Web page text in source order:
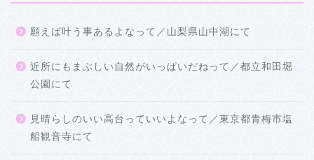
願えば叶う事あるよなって／山梨県山中湖にて
近所にもまぶしい自然がいっぱいだねって／都立和田堀
公園にて
見晴らしのいい高台っていいよなって／東京都青梅市塩
船観音寺にて